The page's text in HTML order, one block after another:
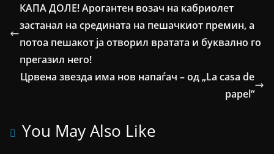
КАПА ДОЛЕ! Арогантен возач на кабриолет
застанал на средината на пешачкиот премин, а
потоа пешакот ја отворил вратата и буквално го
прегазил него!
Црвена звезда има нов напаѓач – од „La casa de
papel“
You May Also Like